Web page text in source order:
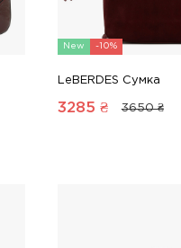
New -10%
LeBERDES Сумка
3285 ₴ 3650 ₴